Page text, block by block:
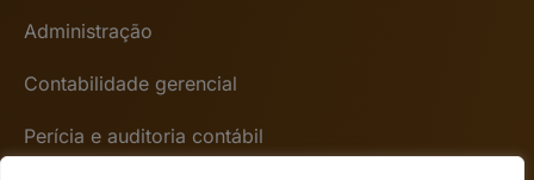
Administração
Contabilidade gerencial
Perícia e auditoria contábil